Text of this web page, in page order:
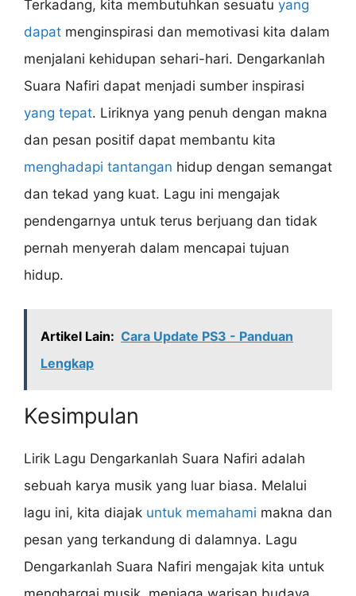
Terkadang, kita membutuhkan sesuatu yang
dapat menginspirasi dan memotivasi kita dalam
menjalani kehidupan sehari-hari. Dengarkanlah
Suara Nafiri dapat menjadi sumber inspirasi
yang tepat. Liriknya yang penuh dengan makna
dan pesan positif dapat membantu kita
menghadapi tantangan hidup dengan semangat
dan tekad yang kuat. Lagu ini mengajak
pendengarnya untuk terus berjuang dan tidak
pernah menyerah dalam mencapai tujuan
hidup.
Artikel Lain: Cara Update PS3 - Panduan
Lengkap
Kesimpulan
Lirik Lagu Dengarkanlah Suara Nafiri adalah
sebuah karya musik yang luar biasa. Melalui
lagu ini, kita diajak untuk memahami makna dan
pesan yang terkandung di dalamnya. Lagu
Dengarkanlah Suara Nafiri mengajak kita untuk